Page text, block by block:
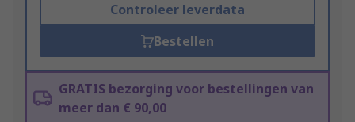
Controleer leverdata
Bestellen
GRATIS bezorging voor bestellingen van
meer dan € 90,00